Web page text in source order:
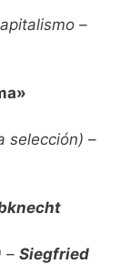
–
selección) –
– Siegfried